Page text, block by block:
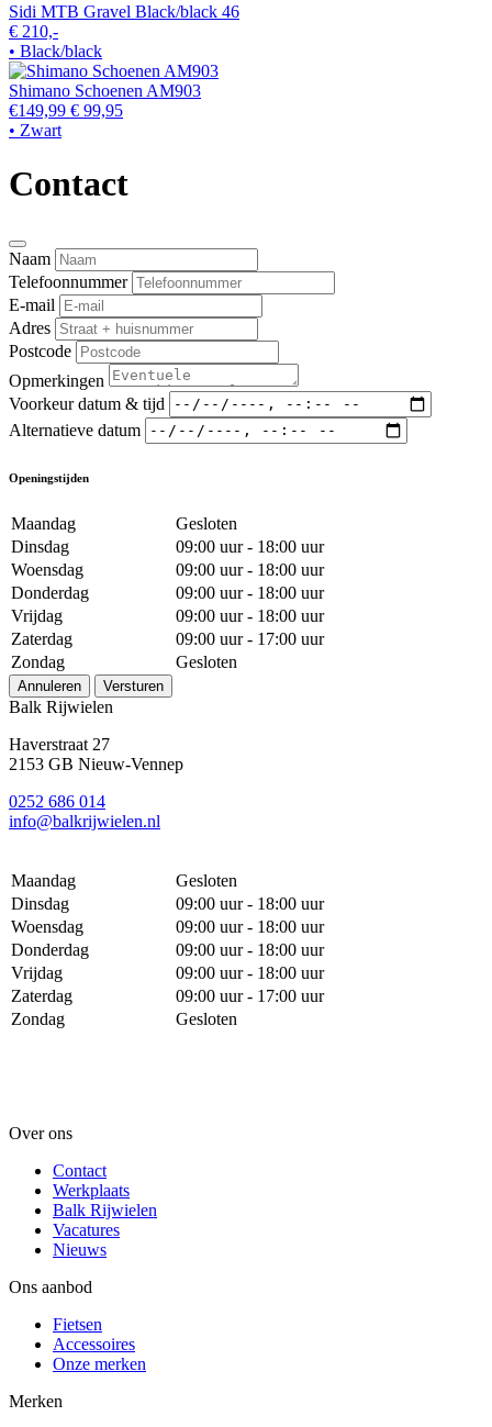
Sidi MTB Gravel Black/black 46
€ 210,-
• Black/black
Shimano Schoenen AM903
€149,99 € 99,95
• Zwart
Contact
Naam
Telefoonnummer
E-mail
Adres
Postcode
Opmerkingen
Voorkeur datum & tijd
Alternatieve datum
Openingstijden
Maandag
Gesloten
Dinsdag
09:00 uur - 18:00 uur
Woensdag
09:00 uur - 18:00 uur
Donderdag
09:00 uur - 18:00 uur
Vrijdag
09:00 uur - 18:00 uur
Zaterdag
09:00 uur - 17:00 uur
Zondag
Gesloten
Annuleren Versturen
Balk Rijwielen
Haverstraat 27
2153 GB Nieuw-Vennep
0252 686 014
info@balkrijwielen.nl
Maandag
Gesloten
Dinsdag
09:00 uur - 18:00 uur
Woensdag
09:00 uur - 18:00 uur
Donderdag
09:00 uur - 18:00 uur
Vrijdag
09:00 uur - 18:00 uur
Zaterdag
09:00 uur - 17:00 uur
Zondag
Gesloten
Over ons
Contact
Werkplaats
Balk Rijwielen
Vacatures
Nieuws
Ons aanbod
Fietsen
Accessoires
Onze merken
Merken